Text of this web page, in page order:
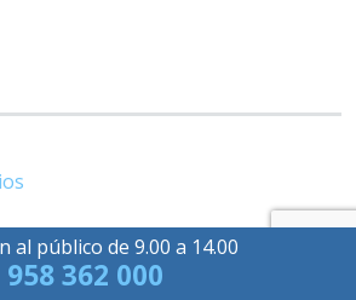
al público de 9.00 a 14.00
958 362 000